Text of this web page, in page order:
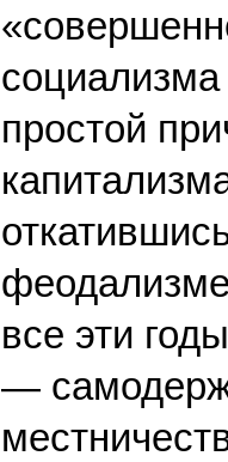
социализма
простой
все эти
—